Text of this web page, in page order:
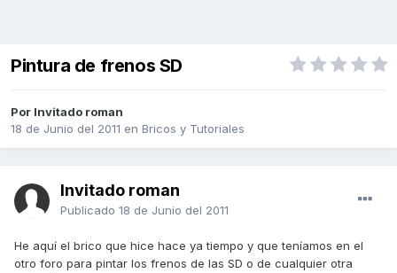
Pintura de frenos SD
Por Invitado roman
18 de Junio del 2011 en Bricos y Tutoriales
Invitado roman
Publicado 18 de Junio del 2011
He aquí el brico que hice hace ya tiempo y que teníamos en el
otro foro para pintar los frenos de las SD o de cualquier otra